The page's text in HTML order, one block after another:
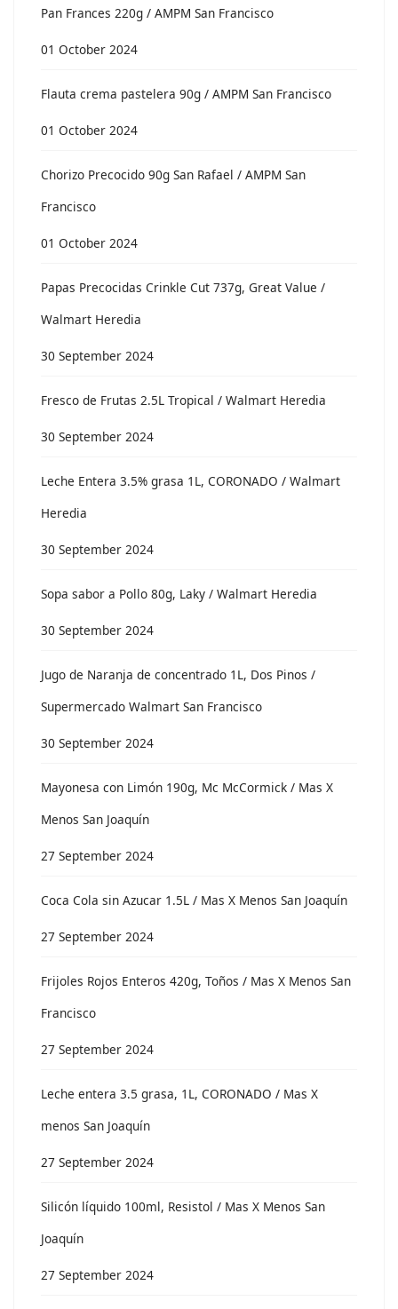
Pan Frances 220g / AMPM San Francisco
01 October 2024
Flauta crema pastelera 90g / AMPM San Francisco
01 October 2024
Chorizo Precocido 90g San Rafael / AMPM San
Francisco
01 October 2024
Papas Precocidas Crinkle Cut 737g, Great Value /
Walmart Heredia
30 September 2024
Fresco de Frutas 2.5L Tropical / Walmart Heredia
30 September 2024
Leche Entera 3.5% grasa 1L, CORONADO / Walmart
Heredia
30 September 2024
Sopa sabor a Pollo 80g, Laky / Walmart Heredia
30 September 2024
Jugo de Naranja de concentrado 1L, Dos Pinos /
Supermercado Walmart San Francisco
30 September 2024
Mayonesa con Limón 190g, Mc McCormick / Mas X
Menos San Joaquín
27 September 2024
Coca Cola sin Azucar 1.5L / Mas X Menos San Joaquín
27 September 2024
Frijoles Rojos Enteros 420g, Toños / Mas X Menos San
Francisco
27 September 2024
Leche entera 3.5 grasa, 1L, CORONADO / Mas X
menos San Joaquín
27 September 2024
Silicón líquido 100ml, Resistol / Mas X Menos San
Joaquín
27 September 2024